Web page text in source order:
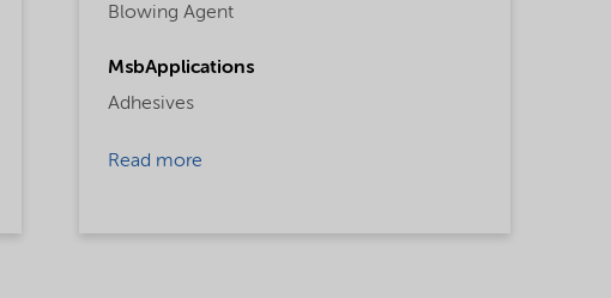
Blowing Agent
MsbApplications
Adhesives
Read more